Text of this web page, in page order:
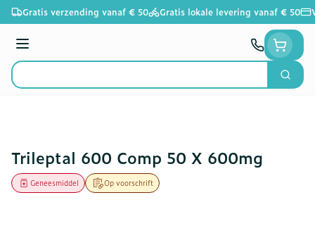
Ga naar de inhoud
Gratis verzending vanaf € 50 Gratis lokale levering vanaf € 50
Menu
Product, merk, categorie...
Zoek
Trileptal 600 Comp 50 X 600mg
Op voorschrift
Geneesmiddel